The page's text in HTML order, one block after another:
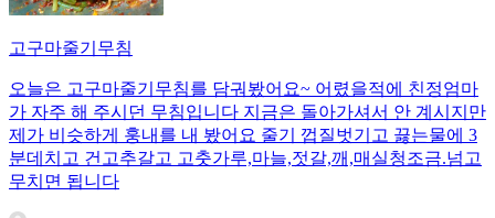
고구마줄기무침
오늘은 고구마줄기무침를 담궈봤어요~ 어렸을적에 친정엄마
가 자주 해 주시던 무침입니다 지금은 돌아가셔서 안 계시지만
제가 비슷하게 훙내를 내 봤어요 줄기 껍질벗기고 끓는물에 3
분데치고 건고추갈고 고춧가루,마늘,젓갈,깨,매실청조금.넘고
무치면 됩니다